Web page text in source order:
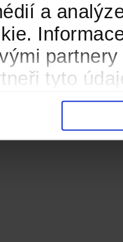
a
tyto
které jste